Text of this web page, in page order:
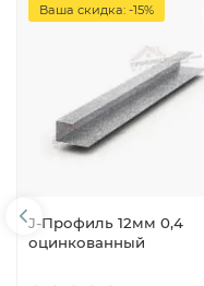
Ваша скидка: -15%
J-Профиль 12мм 0,4
оцинкованный